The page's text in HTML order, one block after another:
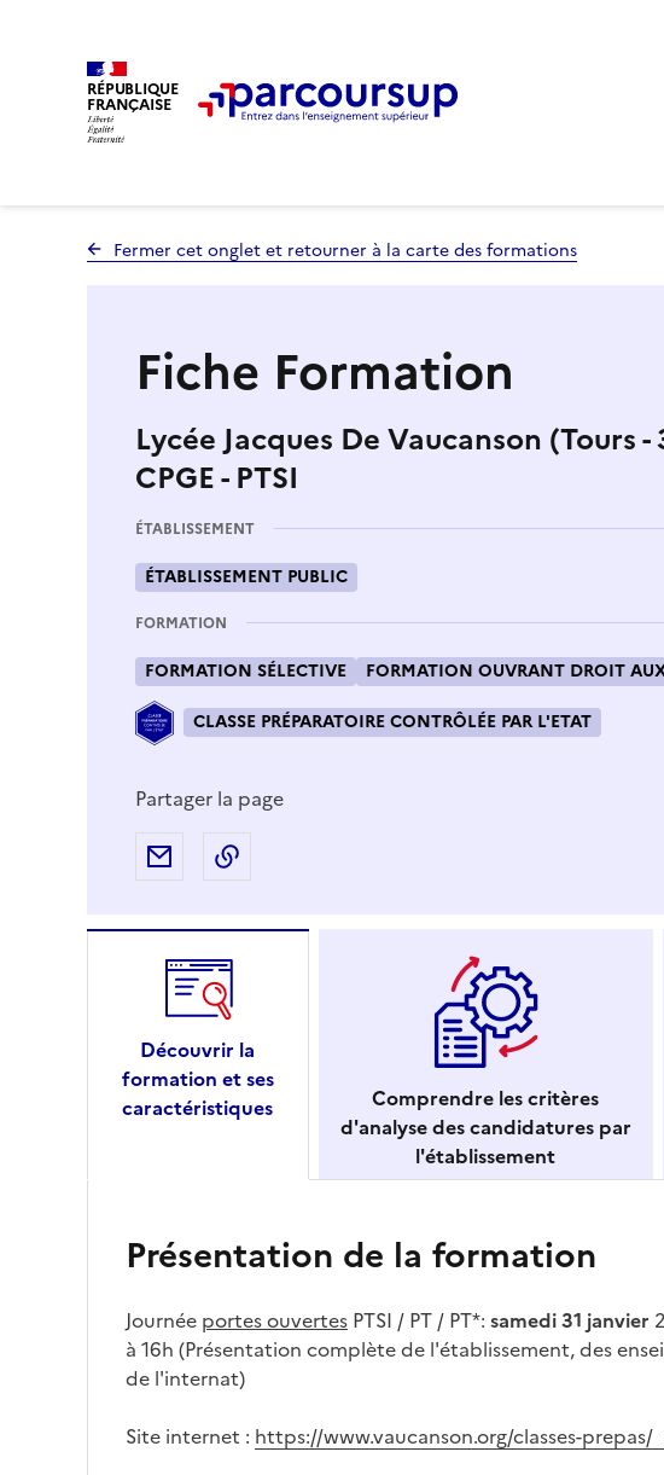
RÉPUBLIQUE
FRANÇAISE
Fermer cet onglet et retourner à la carte des formations
Fiche Formation
Lycée Jacques De Vaucanson (Tours -
CPGE - PTSI
ÉTABLISSEMENT
ÉTABLISSEMENT PUBLIC
FORMATION
FORMATION SÉLECTIVE FORMATION OUVRANT DROIT
CLASSE PRÉPARATOIRE CONTRÔLÉE PAR L'ETAT
Partager la page
Partager par e-mail
Découvrir la
formation et ses
caractéristiques
Comprendre les critères
d'analyse des candidatures par
l'établissement
Présentation de la formation
Journée portes ouvertes PTSI / PT / PT*: samedi 31 janvier
à 16h (Présentation complète de l'établissement, des
de l'internat)
Site internet : https://www.vaucanson.org/classes-prepas/